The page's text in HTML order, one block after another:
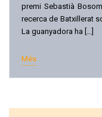
premi Sebastià
recerca de Batxillerat
La guanyadora ha […]
Més